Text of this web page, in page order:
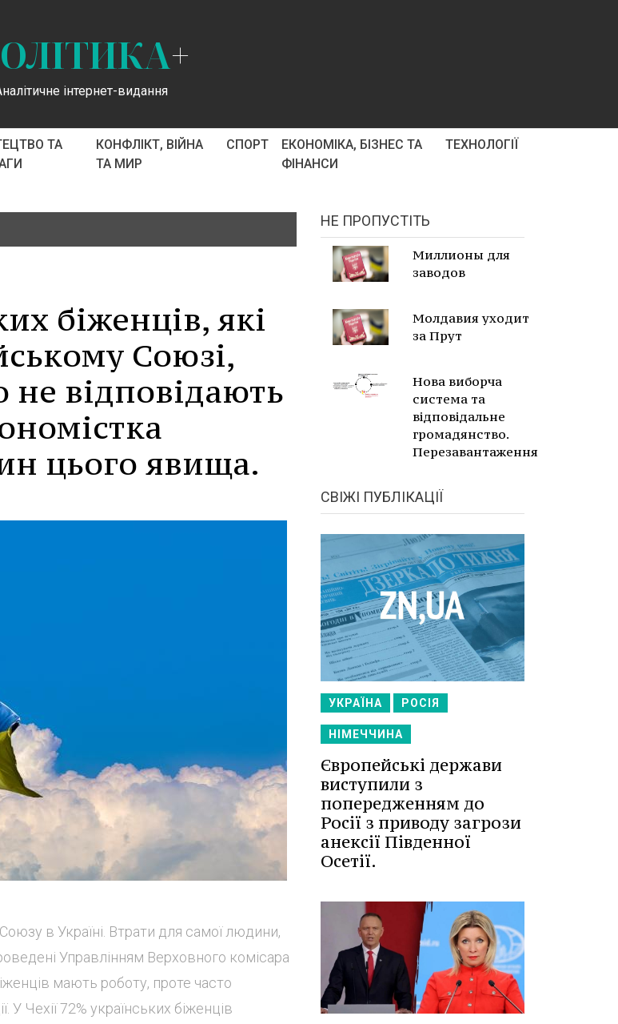
+
інтернет-видання
ТА
КОНФЛІКТ, ВІЙНА
ТА МИР
СПОРТ
ЕКОНОМІКА, БІЗНЕС ТА
ФІНАНСИ
ТЕХНОЛОГІЇ
біженців, які
Союзі,
не відповідають
цього явища.
в Україні. Втрати для самої людини,
Управлінням Верховного комісара
мають роботу, проте часто
У Чехії 72% українських біженців
НЕ ПРОПУСТІТЬ
Миллионы для
заводов
Молдавия уходит
за Прут
Нова виборча
система та
відповідальне
громадянство.
Перезавантаження
СВІЖІ ПУБЛІКАЦІЇ
УКРАЇНА РОСІЯ
НІМЕЧЧИНА
Європейські держави
виступили з
попередженням до
Росії з приводу загрози
анексії Південної
Осетії.